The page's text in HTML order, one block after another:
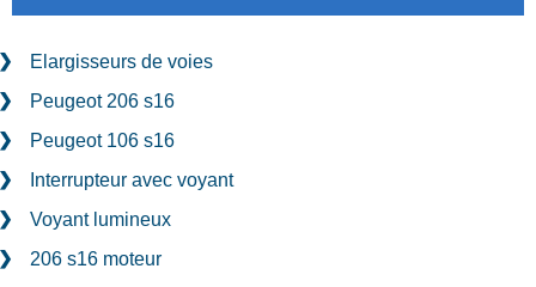
Elargisseurs de voies
Peugeot 206 s16
Peugeot 106 s16
Interrupteur avec voyant
Voyant lumineux
206 s16 moteur